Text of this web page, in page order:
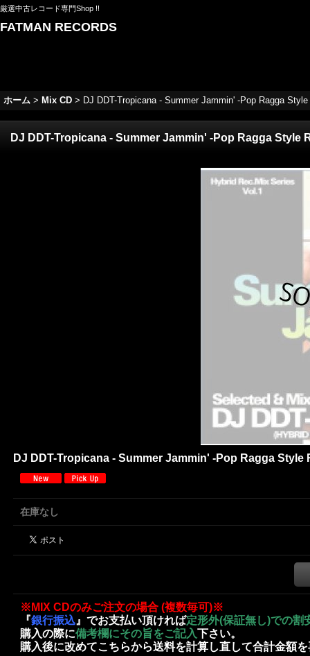
厳選中古レコード専門Shop !!
FATMAN RECORDS
ホーム > Mix CD > DJ DDT-Tropicana - Summer Jammin' -Pop Ragga
DJ DDT-Tropicana - Summer Jammin' -Pop Ragga Style
DJ DDT-Tropicana - Summer Jammin' -Pop Ragga Style
在庫なし
※MIX CDのみご注文の場合 (複数毎可)※
『銀行振込 』でお支払い頂ければ定形外(保証無し)での割
購入の際に備考欄にその旨をご記入下さい。
購入後に改めてこちらから送料を計算し直して合計金額